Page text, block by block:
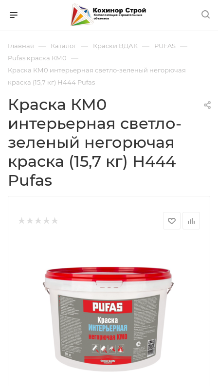
Главная — Каталог — Краски ВДАК — PUFAS —
Pufas краска КМ0 —
Краска КМ0 интерьерная светло-зеленый негорючая
краска (15,7 кг) Н444 Pufas
Краска КМ0
интерьерная светло-
зеленый негорючая
краска (15,7 кг) Н444
Pufas